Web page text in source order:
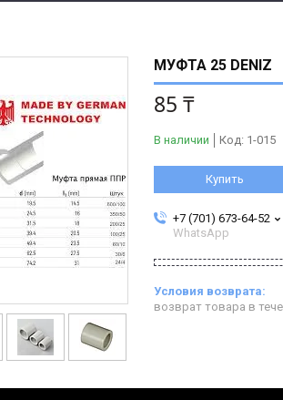
МУФТА 25 DENIZ
85 ₸
В наличии Код: 1-015
Купить
+7 (701) 673-64-52
WhatsApp
возврат товара в